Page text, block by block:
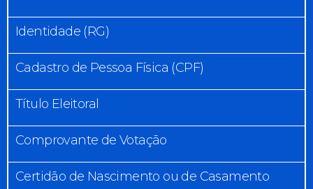
Identidade (RG)
Cadastro de Pessoa Física (CPF)
Título Eleitoral
Comprovante de Votação
Certidão de Nascimento ou de Casamento